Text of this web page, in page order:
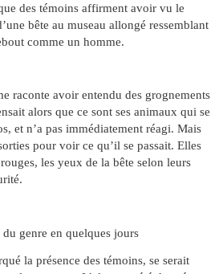
des témoins affirment avoir vu le
bête au museau allongé ressemblant
comme un homme.
raconte avoir entendu des grognements
alors que ce sont ses animaux qui se
et n’a pas immédiatement réagi. Mais
pour voir ce qu’il se passait. Elles
les yeux de la bête selon leurs
genre en quelques jours
la présence des témoins, se serait